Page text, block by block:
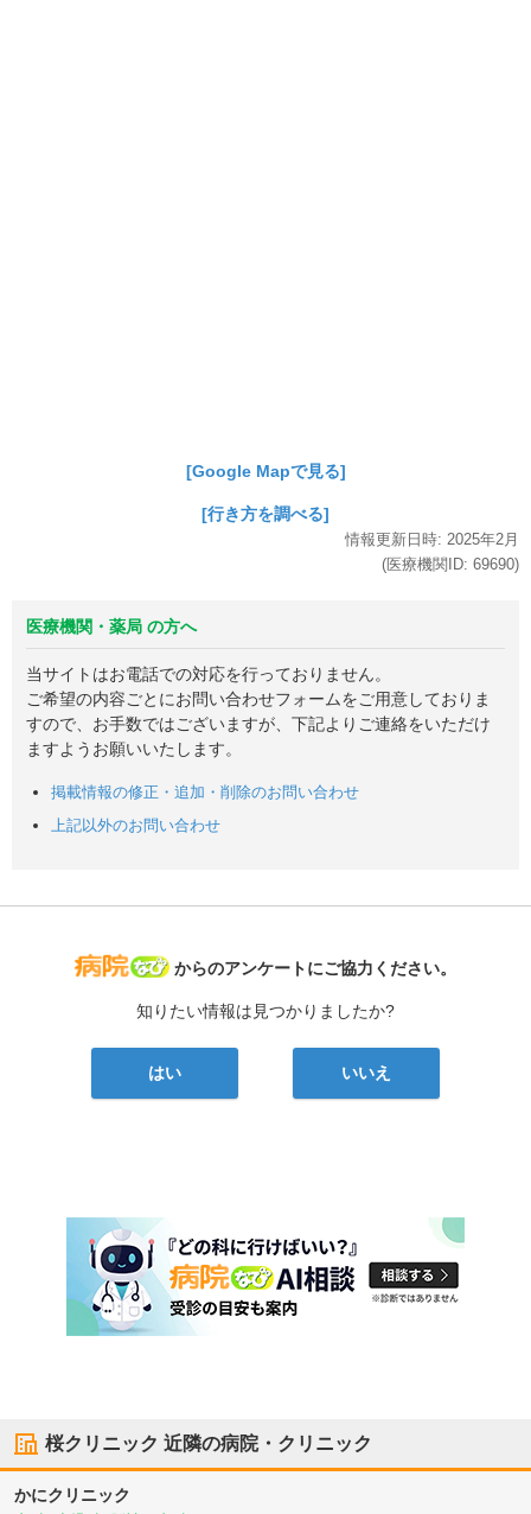
[Google Mapで見る]
[行き方を調べる]
情報更新日時: 2025年2月
(医療機関ID: 69690)
医療機関・薬局 の方へ
当サイトはお電話での対応を行っておりません。
ご希望の内容ごとにお問い合わせフォームをご用意しておりま
すので、お手数ではございますが、下記よりご連絡をいただけ
ますようお願いいたします。
掲載情報の修正・追加・削除のお問い合わせ
上記以外のお問い合わせ
病院なび
からのアンケートにご協力ください。
知りたい情報は見つかりましたか?
はい いいえ
桜クリニック 近隣の病院・クリニック
かにクリニック